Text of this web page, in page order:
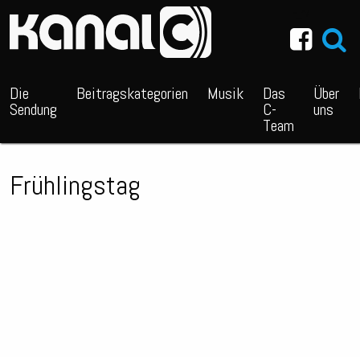
Die
Sendung
Beitragskategorien Musik Das
C-
Team
Über
uns
Frühlingstag